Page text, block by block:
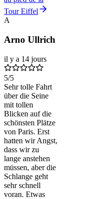
Tour Eiffel
A
Arno Ullrich
il y a 14 jours
5/5
Sehr tolle Fahrt
über die Seine
mit tollen
Blicken auf die
schönsten Plätze
von Paris. Erst
hatten wir Angst,
dass wir zu
lange anstehen
müssen, aber die
Schlange geht
sehr schnell
voran. Etwas